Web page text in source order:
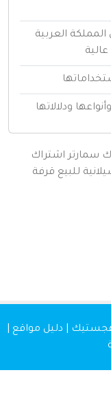
العربية
ودلالاتها
اشتراك
للبيعقرفة
| دليل مواقع |